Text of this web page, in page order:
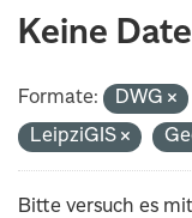
Keine
Formate: DWG
LeipziGIS
Bitte versuch es